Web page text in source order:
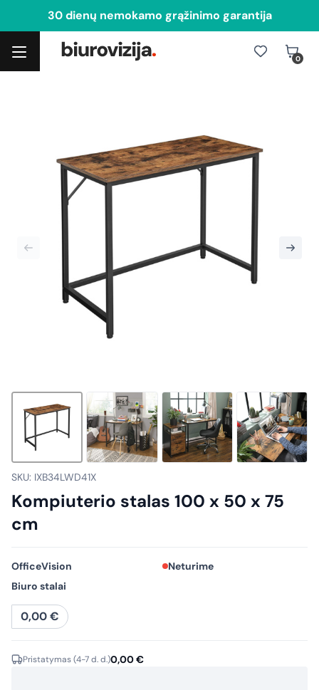
30 dienų nemokamo grąžinimo garantija
0
SKU: IXB34LWD41X
Kompiuterio stalas 100 x 50 x 75
cm
OfficeVision
Neturime
Biuro stalai
0,00€
Pristatymas (4-7 d. d.)0,00€